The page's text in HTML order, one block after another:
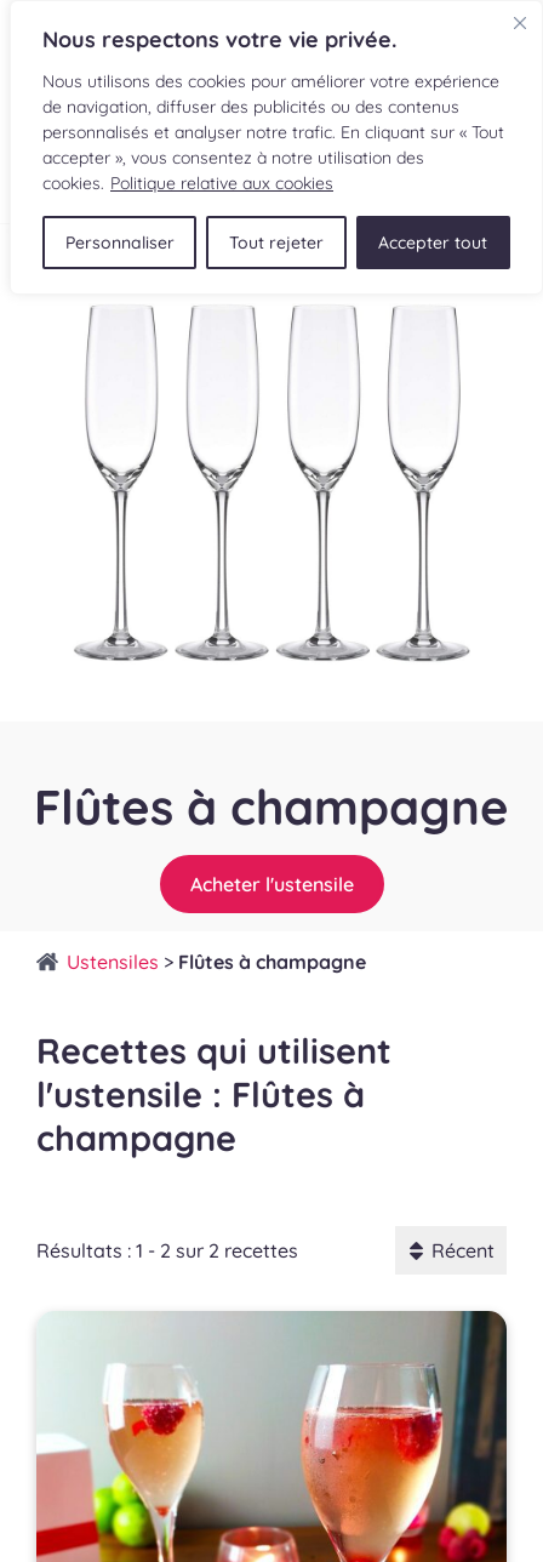
Nous respectons votre vie privée.
Nous utilisons des cookies pour améliorer votre expérience
de navigation, diffuser des publicités ou des contenus
personnalisés et analyser notre trafic. En cliquant sur « Tout
accepter », vous consentez à notre utilisation des
cookies. Politique relative aux cookies
Personnaliser Tout rejeter Accepter tout
EN
RECETTES
INGRÉDIENTS
LECTURES CULINAIRES
SOUMETTRE UNE RECETTE
BOUTIQUE
Flûtes à champagne
Acheter l'ustensile
Ustensiles > Flûtes à champagne
Recettes qui utilisent
l'ustensile : Flûtes à
champagne
Résultats : 1 - 2 sur 2 recettes Récent